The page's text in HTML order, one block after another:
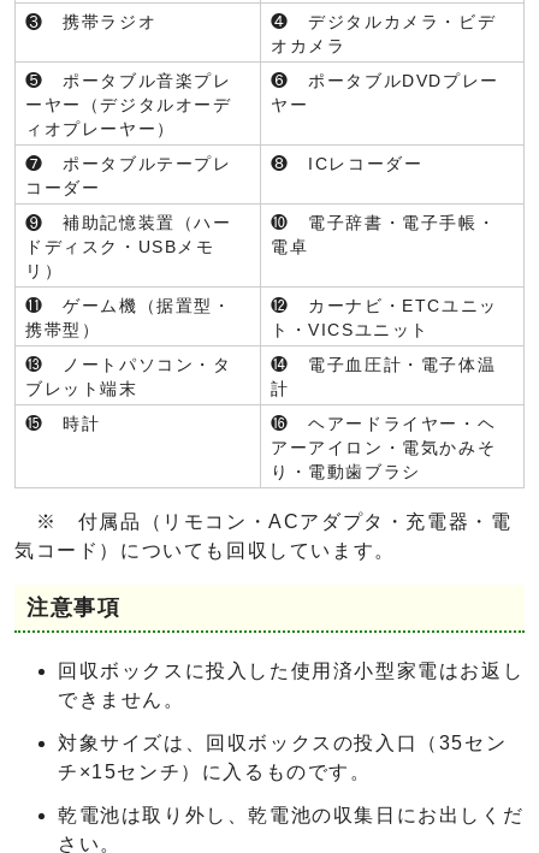
❸ 携帯ラジオ
❹ デジタルカメラ・ビデ
オカメラ
❺ ポータブル音楽プレ
ーヤー（デジタルオーデ
ィオプレーヤー）
❻ ポータブルDVDプレー
ヤー
❼ ポータブルテープレ
コーダー
❽ ICレコーダー
❾ 補助記憶装置（ハー
ドディスク・USBメモ
リ）
❿ 電子辞書・電子手帳・
電卓
⓫ ゲーム機（据置型・
携帯型）
⓬ カーナビ・ETCユニッ
ト・VICSユニット
⓭ ノートパソコン・タ
ブレット端末
⓮ 電子血圧計・電子体温
計
⓯ 時計
⓰ ヘアードライヤー・ヘ
アーアイロン・電気かみそ
り・電動歯ブラシ
※ 付属品（リモコン・ACアダプタ・充電器・電
気コード）についても回収しています。
注意事項
回収ボックスに投入した使用済小型家電はお返し
できません。
対象サイズは、回収ボックスの投入口（35セン
チ×15センチ）に入るものです。
乾電池は取り外し、乾電池の収集日にお出しくだ
さい。